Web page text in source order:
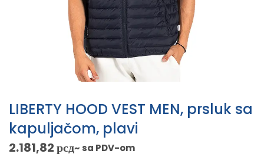
LIBERTY HOOD VEST MEN, prsluk sa
kapuljačom, plavi
2.181,82рсд~ sa PDV-om